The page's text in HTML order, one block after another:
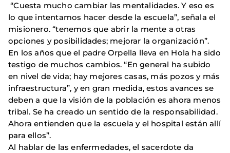
“Cuesta mucho cambiar las mentalidades. Y eso es
lo que intentamos hacer desde la escuela”, señala el
misionero. “tenemos que abrir la mente a otras
opciones y posibilidades; mejorar la organización”.
En los años que el padre Orpella lleva en Hola ha sido
testigo de muchos cambios. “En general ha subido
en nivel de vida; hay mejores casas, más pozos y más
infraestructura”, y en gran medida, estos avances se
deben a que la visión de la población es ahora menos
tribal. Se ha creado un sentido de la responsabilidad.
Ahora entienden que la escuela y el hospital están allí
para ellos”.
Al hablar de las enfermedades, el sacerdote da